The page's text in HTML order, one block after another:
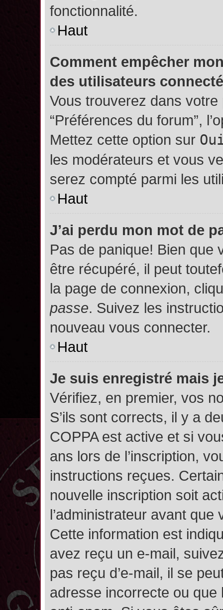
fonctionnalité.
Haut
Comment empêcher
des utilisateurs
Vous trouverez dans votre
“Préférences du forum”,
Mettez cette option sur
les modérateurs et vous
serez compté parmi les
Haut
J’ai perdu mon mot de
Pas de panique! Bien que
être récupéré, il peut
la page de connexion,
passe. Suivez les
nouveau vous connecter.
Haut
Je suis enregistré mais
Vérifiez, en premier, vos
S’ils sont corrects, il y a
COPPA est active et si
ans lors de l’inscription,
instructions reçues.
nouvelle inscription soit
l’administrateur avant
Cette information est
avez reçu un e-mail,
pas reçu d’e-mail, il se
adresse incorrecte ou que